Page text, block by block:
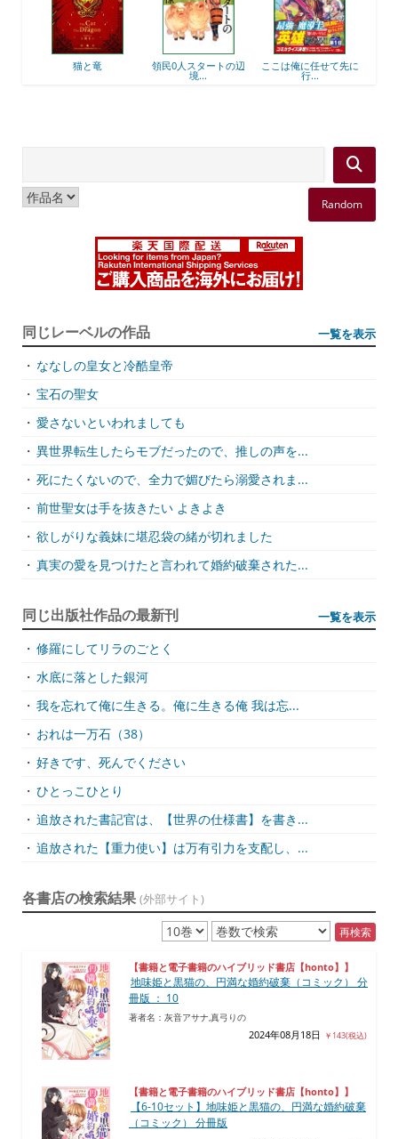
猫と竜 領民0人スタートの辺
境...
ここは俺に任せて先に
行...
Random
同じレーベルの作品 一覧を表示
・ ななしの皇女と冷酷皇帝
・ 宝石の聖女
・ 愛さないといわれましても
・ 異世界転生したらモブだったので、推しの声を...
・ 死にたくないので、全力で媚びたら溺愛されま...
・ 前世聖女は手を抜きたい よきよき
・ 欲しがりな義妹に堪忍袋の緒が切れました
・ 真実の愛を見つけたと言われて婚約破棄された...
同じ出版社作品の最新刊 一覧を表示
・ 修羅にしてリラのごとく
・ 水底に落とした銀河
・ 我を忘れて俺に生きる。俺に生きる俺 我は忘...
・ おれは一万石（38）
・ 好きです、死んでください
・ ひとっこひとり
・ 追放された書記官は、【世界の仕様書】を書き...
・ 追放された【重力使い】は万有引力を支配し、...
各書店の検索結果 (外部サイト)
再検索
【書籍と電子書籍のハイブリッド書店【honto】】
地味姫と黒猫の、円満な婚約破棄（コミック） 分
冊版 ： 10
著者名：灰音アサナ,真弓りの
2024年08月18日 ￥143(税込)
【書籍と電子書籍のハイブリッド書店【honto】】
【6-10セット】地味姫と黒猫の、円満な婚約破棄
（コミック） 分冊版